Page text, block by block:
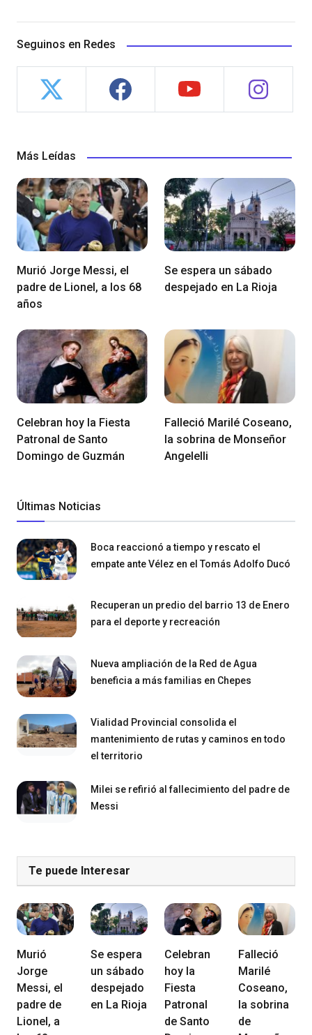
Seguinos en Redes
Más Leídas
Murió Jorge Messi, el
padre de Lionel, a los 68
años
Se espera un sábado
despejado en La Rioja
Celebran hoy la Fiesta
Patronal de Santo
Domingo de Guzmán
Falleció Marilé Coseano,
la sobrina de Monseñor
Angelelli
Últimas Noticias
Boca reaccionó a tiempo y rescato el
empate ante Vélez en el Tomás Adolfo Ducó
Recuperan un predio del barrio 13 de Enero
para el deporte y recreación
Nueva ampliación de la Red de Agua
beneficia a más familias en Chepes
Vialidad Provincial consolida el
mantenimiento de rutas y caminos en todo
el territorio
Milei se refirió al fallecimiento del padre de
Messi
Te puede Interesar
Murió
Jorge
Messi, el
padre de
Lionel, a
Se espera
un sábado
despejado
en La Rioja
Celebran
hoy la
Fiesta
Patronal
de Santo
Falleció
Marilé
Coseano,
la sobrina
de